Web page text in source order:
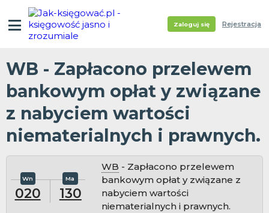
Zaloguj się Rejestracja
WB - Zapłacono przelewem
bankowym opłat y związane
z nabyciem wartości
niematerialnych i prawnych.
020 130
WB - Zapłacono przelewem
bankowym opłat y związane z
nabyciem wartości
niematerialnych i prawnych.